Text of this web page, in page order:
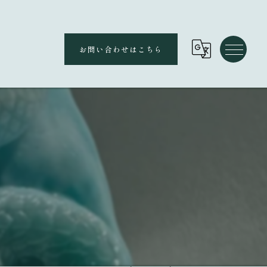
お問い合わせはこちら